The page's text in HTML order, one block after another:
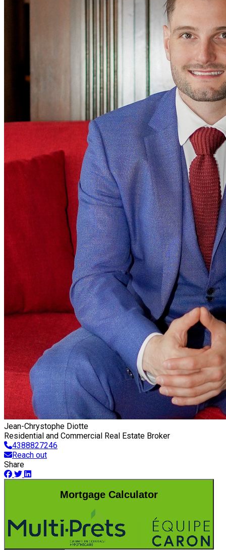
Jean-Chrystophe Diotte
Residential and Commercial Real Estate Broker
4388827246
Reach out
Share
Mortgage Calculator